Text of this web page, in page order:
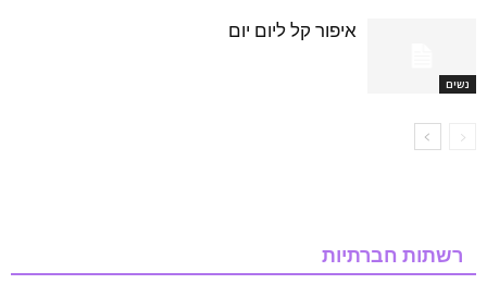
נשים
איפור קל ליום יום
רשתות חברתיות